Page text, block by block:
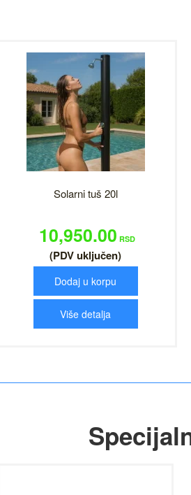
Solarni tuš 20l
10,950.00 RSD
(PDV uključen)
Dodaj u korpu
Više detalja